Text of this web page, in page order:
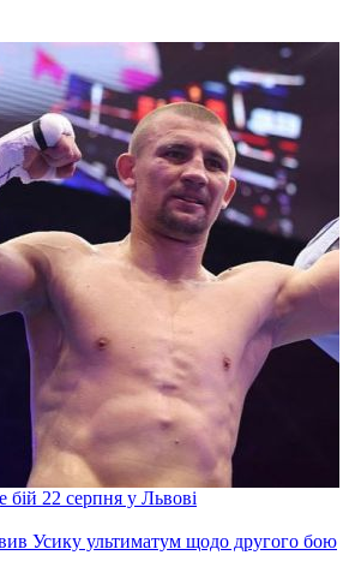
22 серпня у Львові
Усику ультиматум щодо другого бою